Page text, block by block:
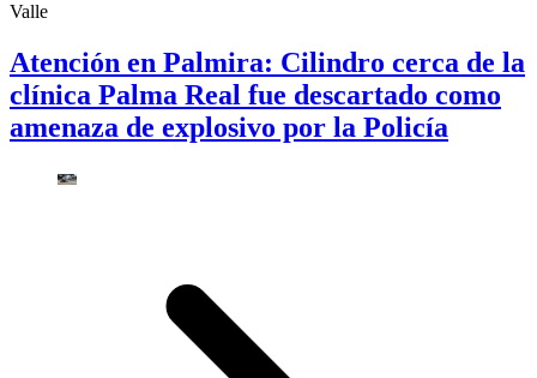
Valle
Atención en Palmira: Cilindro cerca de la
clínica Palma Real fue descartado como
amenaza de explosivo por la Policía